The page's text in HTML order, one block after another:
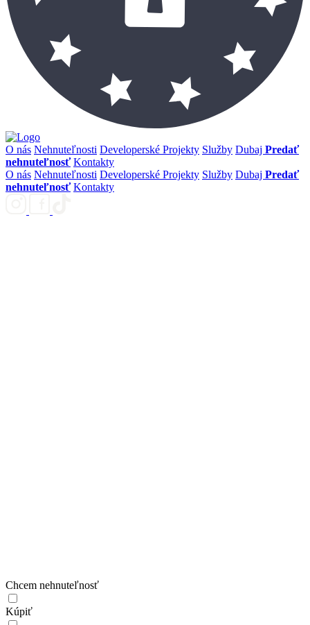
O nás Nehnuteľnosti Developerské Projekty Služby Dubaj Predať
nehnuteľnosť Kontakty
O nás Nehnuteľnosti Developerské Projekty Služby Dubaj Predať
nehnuteľnosť Kontakty
Chcem nehnuteľnosť
Kúpiť